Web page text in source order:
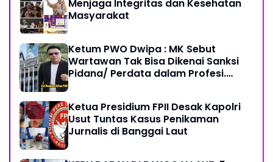
Menjaga Integritas dan Kesehatan
Masyarakat
Ketum PWO Dwipa : MK Sebut
Wartawan Tak Bisa Dikenai Sanksi
Pidana/ Perdata dalam Profesi.
Ketua Presidium FPII Desak Kapolri
Usut Tuntas Kasus Penikaman
Jurnalis di Banggai Laut